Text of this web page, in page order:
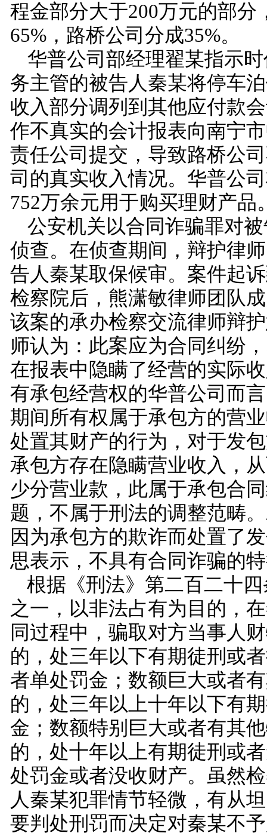
程金部分大于200万元的部分
65% ，路桥公司分成35%。
华普公司部经理翟某指示
务主管的被告人秦某将停车
收入部分调列到其他应付款
作不真实的会计报表向南宁
责任公司提交，导致路桥公
司的真实收入情况。华普公
752万余元用于购买理财产品
公安机关以合同诈骗罪对
侦查。在侦查期间，辩护律
告人秦某取保候审。案件起
检察院后，熊潇敏律师团队
该案的承办检察交流律师辩
师认为：此案应为合同纠纷
在报表中隐瞒了经营的实际
有承包经营权的华普公司而
期间所有权属于承包方的营
处置其财产的行为，对于发
承包方存在隐瞒营业收入，
少分营业款，此属于承包合
题，不属于刑法的调整范畴
因为承包方的欺诈而处置了
思表示，不具有合同诈骗的
根据《刑法》第二百二十
之一，以非法占有为目的，
同过程中，骗取对方当事人
的，处三年以下有期徒刑或
者单处罚金；数额巨大或者
的，处三年以上十年以下有
金；数额特别巨大或者有其
的，处十年以上有期徒刑或
处罚金或者没收财产。虽然
人秦某犯罪情节轻微，有从
要判处刑罚而决定对秦某不